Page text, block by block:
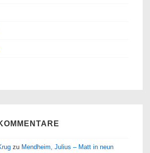
zu Mendheim, Julius – Matt in neun